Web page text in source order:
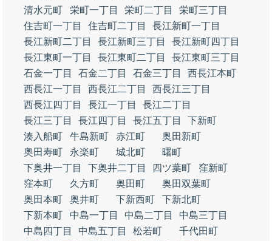
清水元町
栄町一丁目 栄町二丁目
栄町三丁目
住吉町一丁目
住吉町二丁目
長江新町一丁目
長江新町二丁目
長江新町三丁目
長江新町四丁目
長江東町一丁目
長江東町二丁目
長江東町三丁目
石金一丁目
石金二丁目 石金三丁目
西長江本町
西長江一丁目
西長江二丁目
西長江三丁目
西長江四丁目
長江一丁目
長江二丁目
長江三丁目
長江四丁目 長江五丁目
下新町
湊入船町
牛島新町 赤江町
奥田新町
奥田寿町
永楽町 城北町
曙町
下奥井一丁目
下奥井二丁目 四ツ葉町
窪新町
窪本町
久方町 奥田町
奥田双葉町
奥田本町
奥井町 下新西町
下新北町
下新本町
中島一丁目 中島二丁目
中島三丁目
中島四丁目
中島五丁目 松若町
千代田町